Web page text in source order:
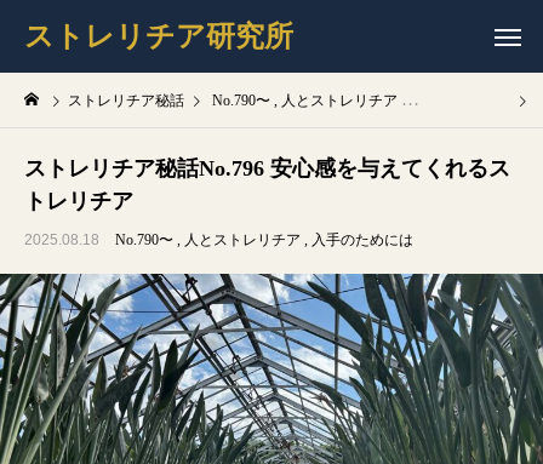
ストレリチア研究所
ストレリチア秘話 No.790〜 人とストレリチア 入手のためには
ストレリチア秘話No.796 安心感を与えてくれるス
トレリチア
2025.08.18 No.790〜 人とストレリチア 入手のためには